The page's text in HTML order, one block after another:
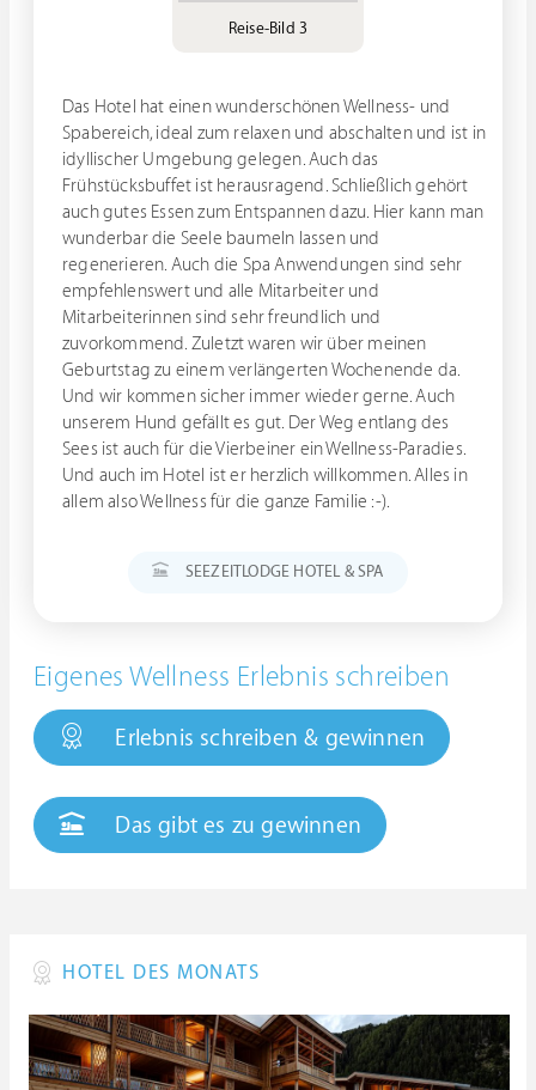
Reise-Bild 3
Das Hotel hat einen wunderschönen Wellness- und
Spabereich, ideal zum relaxen und abschalten und ist in
idyllischer Umgebung gelegen. Auch das
Frühstücksbuffet ist herausragend. Schließlich gehört
auch gutes Essen zum Entspannen dazu. Hier kann man
wunderbar die Seele baumeln lassen und
regenerieren. Auch die Spa Anwendungen sind sehr
empfehlenswert und alle Mitarbeiter und
Mitarbeiterinnen sind sehr freundlich und
zuvorkommend. Zuletzt waren wir über meinen
Geburtstag zu einem verlängerten Wochenende da.
Und wir kommen sicher immer wieder gerne. Auch
unserem Hund gefällt es gut. Der Weg entlang des
Sees ist auch für die Vierbeiner ein Wellness-Paradies.
Und auch im Hotel ist er herzlich willkommen. Alles in
allem also Wellness für die ganze Familie :-).
SEEZEITLODGE HOTEL & SPA
Eigenes Wellness Erlebnis schreiben
Erlebnis schreiben & gewinnen
Das gibt es zu gewinnen
HOTEL DES MONATS